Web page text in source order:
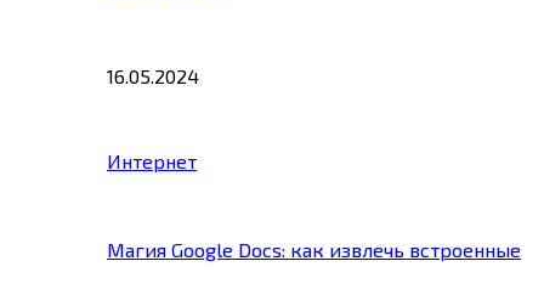
16.05.2024
Интернет
Магия Google Docs: как извлечь встроенные